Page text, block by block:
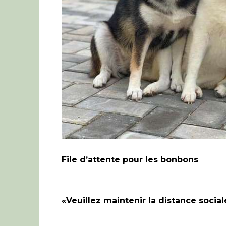
File d’attente pour les bonbons
«Veuillez maintenir la distance